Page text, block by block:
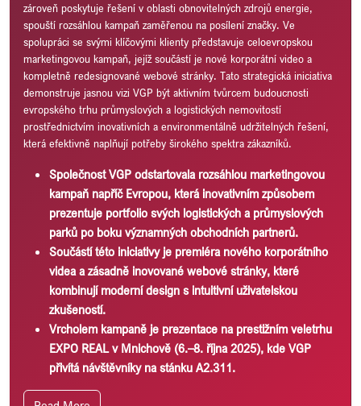
zároveň poskytuje řešení v oblasti obnovitelných zdrojů energie,
spouští rozsáhlou kampaň zaměřenou na posílení značky. Ve
spolupráci se svými klíčovými klienty představuje celoevropskou
marketingovou kampaň, jejíž součástí je nové korporátní video a
kompletně redesignované webové stránky. Tato strategická iniciativa
demonstruje jasnou vizi VGP být aktivním tvůrcem budoucnosti
evropského trhu průmyslových a logistických nemovitostí
prostřednictvím inovativních a environmentálně udržitelných řešení,
která efektivně naplňují potřeby širokého spektra zákazníků.
Společnost VGP odstartovala rozsáhlou marketingovou
kampaň napříč Evropou, která inovativním způsobem
prezentuje portfolio svých logistických a průmyslových
parků po boku významných obchodních partnerů.
Součástí této iniciativy je premiéra nového korporátního
videa a zásadně inovované webové stránky, které
kombinují moderní design s intuitivní uživatelskou
zkušeností.
Vrcholem kampaně je prezentace na prestižním veletrhu
EXPO REAL v Mnichově (6.–8. října 2025), kde VGP
přivítá návštěvníky na stánku A2.311.